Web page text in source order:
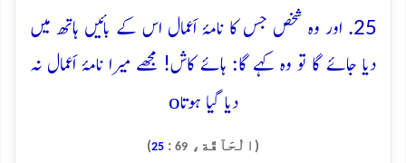
25. اور وہ شخص جس کا نامۂ اَعمال اس کے بائیں ہاتھ میں
دیا جائے گا تو وہ کہے گا: ہائے کاش! مجھے میرا نامۂ اَعمال نہ
دیا گیا ہوتاo
(الْحَآقَّة، 69
:
25
)